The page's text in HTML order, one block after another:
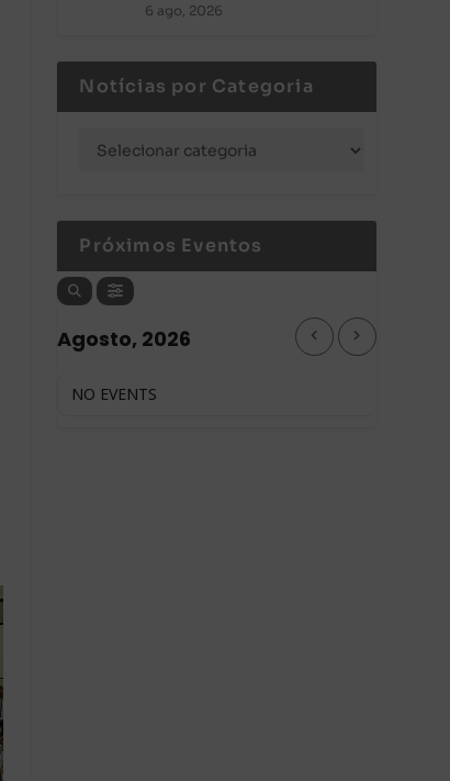
6 ago, 2026
Notícias por Categoria
Próximos Eventos
Agosto, 2026
NO EVENTS